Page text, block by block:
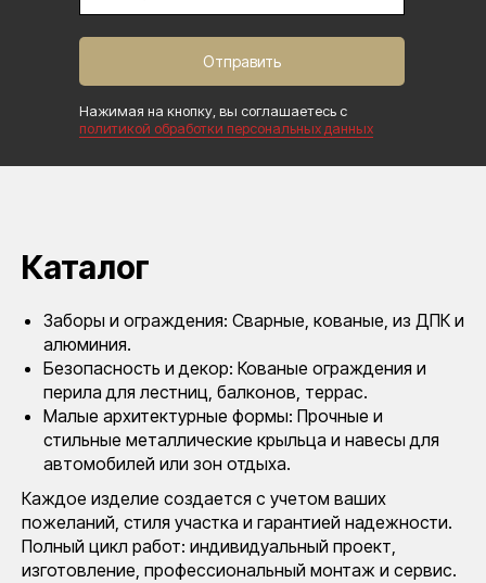
Отправить
Нажимая на кнопку, вы соглашаетесь с
политикой обработки персональных данных
Каталог
Заборы и ограждения: Сварные, кованые, из ДПК и
алюминия.
Безопасность и декор: Кованые ограждения и
перила для лестниц, балконов, террас.
Малые архитектурные формы: Прочные и
стильные металлические крыльца и навесы для
автомобилей или зон отдыха.
Каждое изделие создается с учетом ваших
пожеланий, стиля участка и гарантией надежности.
Полный цикл работ: индивидуальный проект,
изготовление, профессиональный монтаж и сервис.